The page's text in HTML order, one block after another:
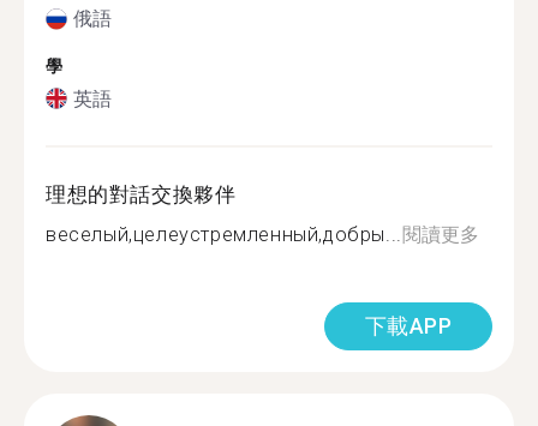
俄語
學
英語
理想的對話交換夥伴
веселый,целеустремленный,добры... 閱讀更多
下載APP